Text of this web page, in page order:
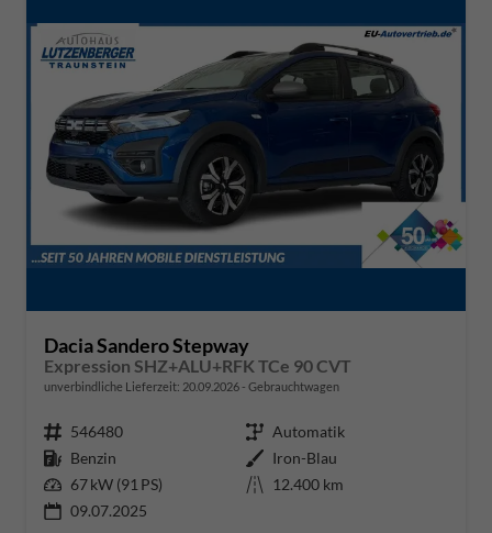
Dacia Sandero Stepway
Expression SHZ+ALU+RFK TCe 90 CVT
unverbindliche Lieferzeit: 20.09.2026 Gebrauchtwagen
Fahrzeugnr. 546480 Getriebe Automatik
Kraftstoff Benzin Außenfarbe Iron-Blau
Leistung 67 kW (91 PS) Kilometerstand 12.400 km
09.07.2025